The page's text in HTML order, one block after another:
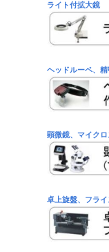
ライト付拡大鏡
ヘッドルーペ、
顕微鏡、マイク
卓上旋盤、フラ